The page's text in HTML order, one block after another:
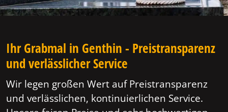
Ihr Grabmal in Genthin - Preistransparenz
und verlässlicher Service
Wir legen großen Wert auf Preistransparenz
und verlässlichen, kontinuierlichen Service.